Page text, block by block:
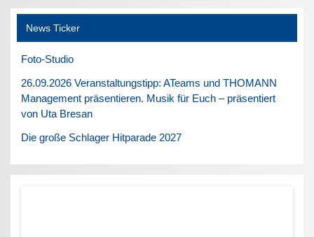
News Ticker
Foto-Studio
26.09.2026 Veranstaltungstipp: ATeams und THOMANN
Management präsentieren. Musik für Euch – präsentiert
von Uta Bresan
Die große Schlager Hitparade 2027